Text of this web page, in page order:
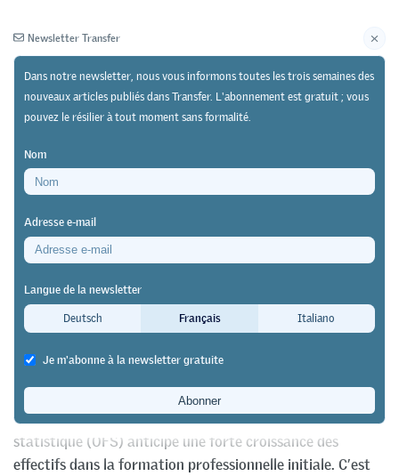
Newsletter Archives
05/02/25
Scénarios 2024-2033 pour le système de formation
Quelle évolution pour les titres de
la formation professionnelle ?
Jacques Babel&Julie Mancini
Face à une reprise démographique marquée et à
l’évolution des parcours des jeunes, l’Office fédéral de la
statistique (OFS) anticipe une forte croissance des
effectifs dans la formation professionnelle initiale. C’est
Newsletter Transfer
Dans notre newsletter, nous vous informons toutes les trois semaines des
nouveaux articles publiés dans Transfer. L'abonnement est gratuit ; vous
pouvez le résilier à tout moment sans formalité.
Nom
Adresse e-mail
Langue de la newsletter
Deutsch
Français Italiano
Je m'abonne à la newsletter gratuite